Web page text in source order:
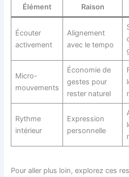
Élément Raison
Écouter
activement
Alignement
avec le tempo
Micro-
mouvements
Économie de
gestes pour
rester naturel
Rythme
intérieur
Expression
personnelle
Pour aller plus loin, explorez ces